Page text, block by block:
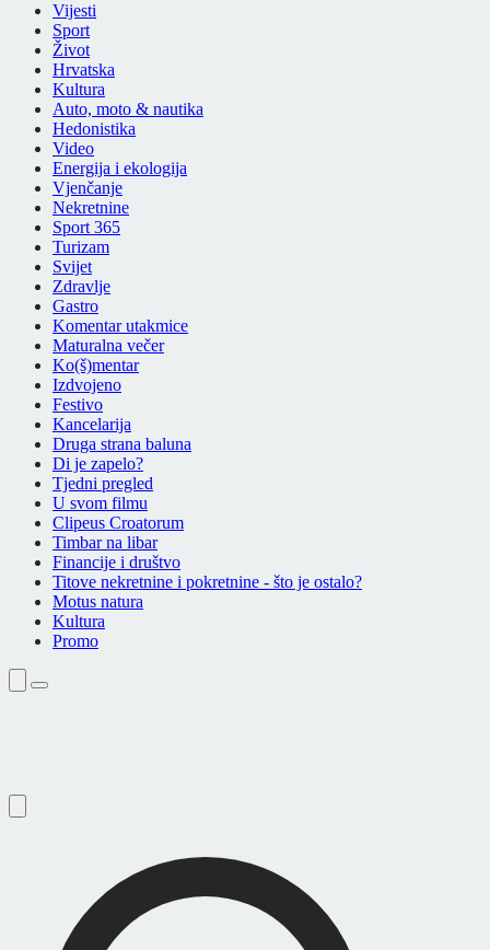
Vijesti
Sport
Život
Hrvatska
Kultura
Auto, moto & nautika
Hedonistika
Video
Energija i ekologija
Vjenčanje
Nekretnine
Sport 365
Turizam
Svijet
Zdravlje
Gastro
Komentar utakmice
Maturalna večer
Ko(š)mentar
Izdvojeno
Festivo
Kancelarija
Druga strana baluna
Di je zapelo?
Tjedni pregled
U svom filmu
Clipeus Croatorum
Timbar na libar
Financije i društvo
Titove nekretnine i pokretnine - što je ostalo?
Motus natura
Kultura
Promo